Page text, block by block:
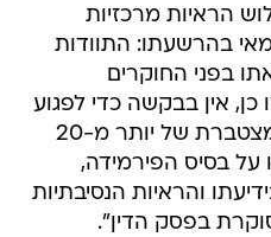
הראיות מרכזיות
בהרשעתו: התוודות
בפני החוקרים
אין בבקשה כדי לפגוע
או להחליש את עוצמתן המצטברת של יותר מ-20
בסיס הפירמידה,
והראיות הנסיבתיות
בפסק הדין".